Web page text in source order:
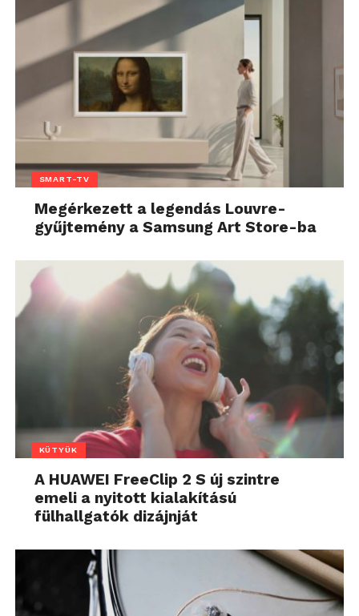
SMART-TV
Megérkezett a legendás Louvre-
gyűjtemény a Samsung Art Store-ba
KÜTYÜK
A HUAWEI FreeClip 2 S új szintre
emeli a nyitott kialakítású
fülhallgatók dizájnját